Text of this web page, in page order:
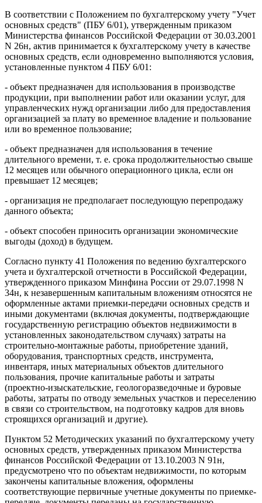
В соответствии с Положением по бухгалтерскому учету "Учет
основных средств" (ПБУ 6/01), утвержденным приказом
Министерства финансов Российской Федерации от 30.03.2001
N 26н, актив принимается к бухгалтерскому учету в качестве
основных средств, если одновременно выполняются условия,
установленные пунктом 4 ПБУ 6/01:
- объект предназначен для использования в производстве
продукции, при выполнении работ или оказании услуг, для
управленческих нужд организации либо для предоставления
организацией за плату во временное владение и пользование
или во временное пользование;
- объект предназначен для использования в течение
длительного времени, т. е. срока продолжительностью свыше
12 месяцев или обычного операционного цикла, если он
превышает 12 месяцев;
- организация не предполагает последующую перепродажу
данного объекта;
- объект способен приносить организации экономические
выгоды (доход) в будущем.
Согласно пункту 41 Положения по ведению бухгалтерского
учета и бухгалтерской отчетности в Российской Федерации,
утвержденного приказом Минфина России от 29.07.1998 N
34н, к незавершенным капитальным вложениям относятся не
оформленные актами приемки-передачи основных средств и
иными документами (включая документы, подтверждающие
государственную регистрацию объектов недвижимости в
установленных законодательством случаях) затраты на
строительно-монтажные работы, приобретение зданий,
оборудования, транспортных средств, инструмента,
инвентаря, иных материальных объектов длительного
пользования, прочие капитальные работы и затраты
(проектно-изыскательские, геологоразведочные и буровые
работы, затраты по отводу земельных участков и переселению
в связи со строительством, на подготовку кадров для вновь
строящихся организаций и другие).
Пунктом 52 Методических указаний по бухгалтерскому учету
основных средств, утвержденных приказом Министерства
финансов Российской Федерации от 13.10.2003 N 91н,
предусмотрено что по объектам недвижимости, по которым
закончены капитальные вложения, оформлены
соответствующие первичные учетные документы по приемке-